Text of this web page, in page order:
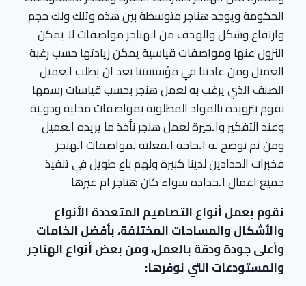
الحكومة ويوجد هناجر متوسطة بين هذه وتلك ولك حجم
وارتفاع وشكل والهدف من الهناجر مواصفات لا يمكن
النزول عنها ومواصفات قياسية يمكن زيادتها حسب رغبة
العميل ومن عادتنا في مؤسستنا بعد ان يطلب العميل
الصنف الذي يرغب به لعمل هنجر بحسب قياسات رسمها
نقوم بتزويده بالمواد المطلوبة بمواصفات محلية ودولية
وعند التفكير والحيرة لعمل هنجر نأخذ ما يريده العميل
ومن ثم نوضح له الحاجة الفعلية لمواصفات الهنجر
فخبرات الحدادين لدينا كبيرة ولهم باع طويل في تنفيذ
جميع اعمال الحدادة سواء كان هناجر ام غيرها
نقوم بعمل أنواع التصاميم المتعددة الأنواع
والأشكال والمساحات المختلفة، بأفضل الخامات
وأعلى جودة ودقة بالعمل، ومن بعض أنواع الهناجر
والمستودعات التي نوفرها: